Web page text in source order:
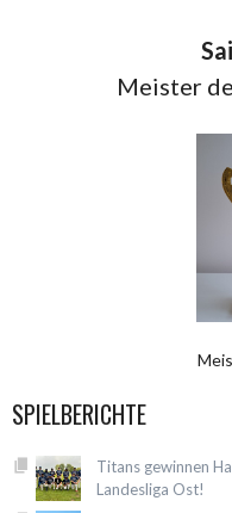
Meister
SPIELBERICHTE
Titans gewinnen
Landesliga Ost!